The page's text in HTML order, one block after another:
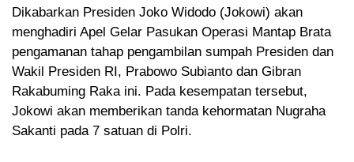
Dikabarkan Presiden Joko Widodo (Jokowi) akan
menghadiri Apel Gelar Pasukan Operasi Mantap Brata
pengamanan tahap pengambilan sumpah Presiden dan
Wakil Presiden RI, Prabowo Subianto dan Gibran
Rakabuming Raka ini. Pada kesempatan tersebut,
Jokowi akan memberikan tanda kehormatan Nugraha
Sakanti pada 7 satuan di Polri.